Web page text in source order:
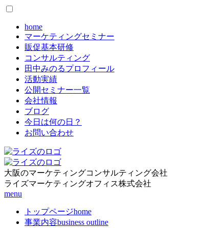
home
マーケティングセミナー
販促基本研修
コンサルティング
田中みのるプロフィール
活動実績
公開セミナー一覧
会社情報
ブログ
今日は何の日？
お問い合わせ
大阪のマーケティングコンサルティング会社
ライズマーケティングオフィス株式会社
menu
トップページhome
事業内容business outline